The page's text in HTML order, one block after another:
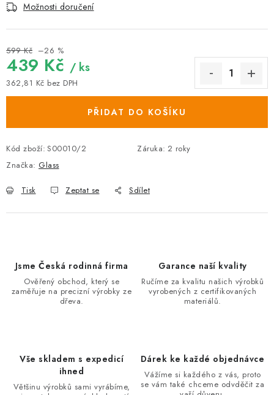
Možnosti doručení
599 Kč –26 %
439 Kč / ks
362,81 Kč bez DPH
Měrná cena:
PŘIDAT DO KOŠÍKU
Kód zboží: S00010/2 Záruka: 2 roky
Značka: Glass
Tisk Zeptat se Sdílet
Jsme Česká rodinná firma
Ověřený obchod, který se
zaměřuje na precizní výrobky ze
dřeva.
Garance naší kvality
Ručíme za kvalitu našich výrobků
vyrobených z certifikovaných
materiálů.
Vše skladem s expedicí
ihned
Většinu výrobků sami vyrábíme,
Dárek ke každé objednávce
Vážíme si každého z vás, proto
se vám také chceme odvděčit za